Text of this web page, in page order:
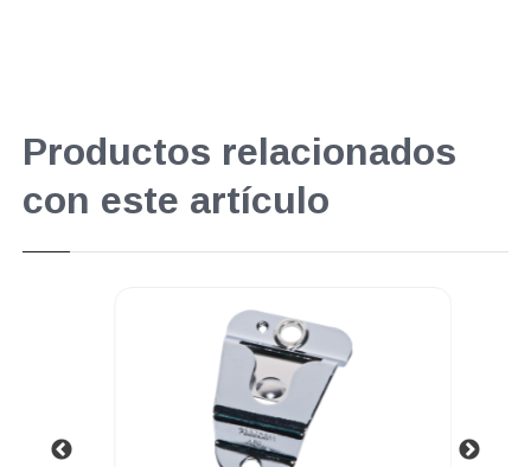
Productos relacionados
con este artículo